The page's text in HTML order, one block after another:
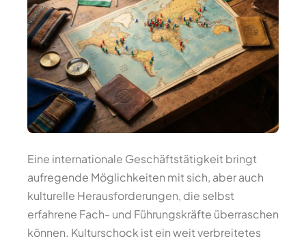
Eine internationale Geschäftstätigkeit bringt
aufregende Möglichkeiten mit sich, aber auch
kulturelle Herausforderungen, die selbst
erfahrene Fach- und Führungskräfte überraschen
können. Kulturschock ist ein weit verbreitetes